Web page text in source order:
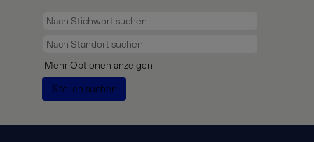
Mehr Optionen anzeigen